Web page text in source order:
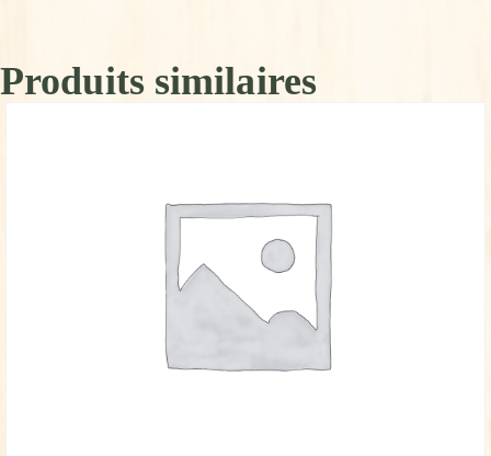
Produits similaires